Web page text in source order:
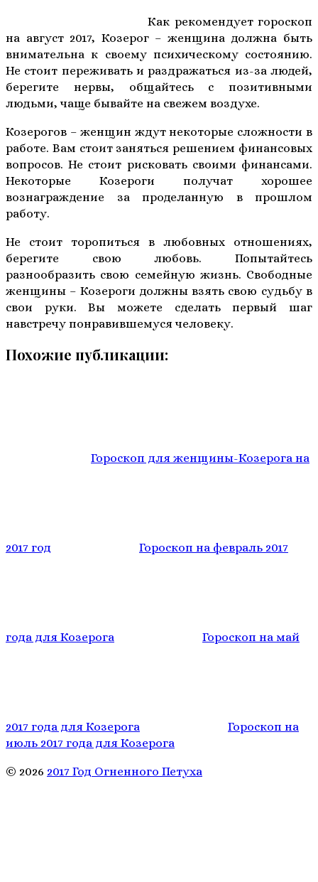
Как рекомендует гороскоп
на август 2017, Козерог – женщина должна быть
внимательна к своему психическому состоянию.
Не стоит переживать и раздражаться из-за людей,
берегите нервы, общайтесь с позитивными
людьми, чаще бывайте на свежем воздухе.
Козерогов – женщин ждут некоторые сложности в
работе. Вам стоит заняться решением финансовых
вопросов. Не стоит рисковать своими финансами.
Некоторые Козероги получат хорошее
вознаграждение за проделанную в прошлом
работу.
Не стоит торопиться в любовных отношениях,
берегите свою любовь. Попытайтесь
разнообразить свою семейную жизнь. Свободные
женщины – Козероги должны взять свою судьбу в
свои руки. Вы можете сделать первый шаг
навстречу понравившемуся человеку.
Похожие публикации:
Гороскоп для женщины-Козерога на
2017 год Гороскоп на февраль 2017
года для Козерога Гороскоп на май
2017 года для Козерога
Гороскоп на
июль 2017 года для Козерога
© 2026 2017 Год Огненного Петуха